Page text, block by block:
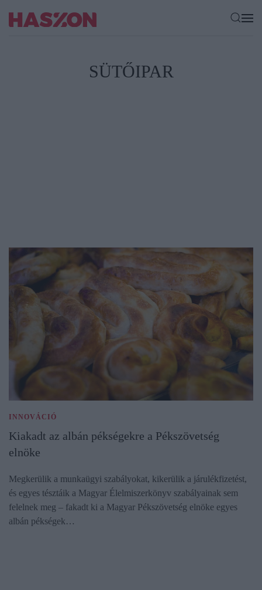
SÜTŐIPAR
INNOVÁCIÓ
Kiakadt az albán pékségekre a Pékszövetség
elnöke
Megkerülik a munkaügyi szabályokat, kikerülik a járulékfizetést,
és egyes tésztáik a Magyar Élelmiszerkönyv szabályainak sem
felelnek meg – fakadt ki a Magyar Pékszövetség elnöke egyes
albán pékségek…